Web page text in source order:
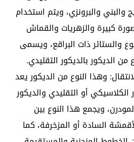
والبني والبرونزي، ويتم استخدام
كبيرة والزهريات والقماش
والستائر ذات البراقع، ويسمى
من الديكور بالديكور التقليدي.
وهذا النوع من الديكور يعد
الكلاسيكي أو التقليدي والديكور
ويجمع هذا النوع بين
السادة أو المزخرفة، كما